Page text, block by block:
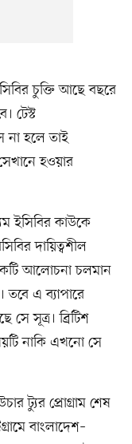
চুক্তি আছে বছরে
টেস্ট
না হলে তাই
হওয়ার
ইসিবির কাউকে
দায়িত্বশীল
আলোচনা চলমান
এ ব্যাপারে
সে সূত্র। ব্রিটিশ
নাকি এখনো সে
ট্যুর প্রোগ্রাম শেষ
বাংলাদেশ–